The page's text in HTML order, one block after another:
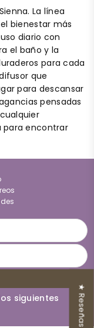
La línea
bienestar más
diario con
el baño y la
para cada
que
para descansar
pensadas
para encontrar
siguientes ★ Reseñas